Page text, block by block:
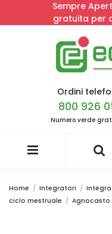
Sempre
gratuita per
Ordini
800 926
Numero verde
Home Integratori
ciclo mestruale
Agnocasto